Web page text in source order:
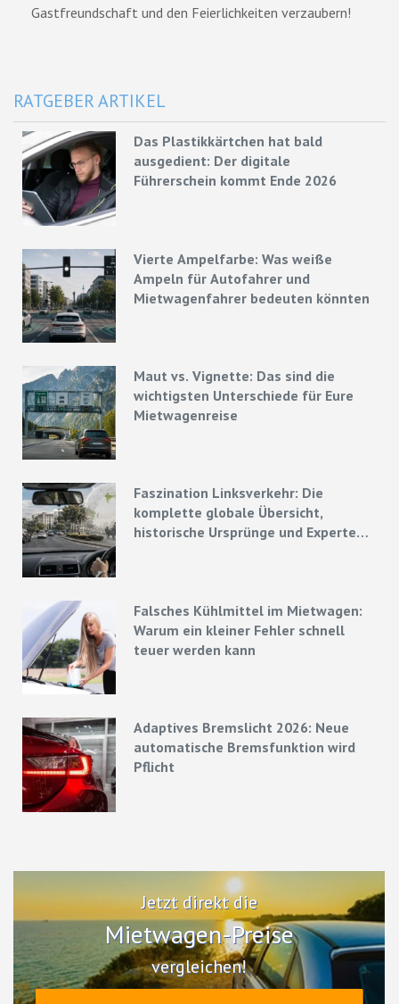
Gastfreundschaft und den Feierlichkeiten verzaubern!
RATGEBER ARTIKEL
Das Plastikkärtchen hat bald
ausgedient: Der digitale
Führerschein kommt Ende 2026
Vierte Ampelfarbe: Was weiße
Ampeln für Autofahrer und
Mietwagenfahrer bedeuten könnten
Maut vs. Vignette: Das sind die
wichtigsten Unterschiede für Eure
Mietwagenreise
Faszination Linksverkehr: Die
komplette globale Übersicht,
historische Ursprünge und Experten-
Falsches Kühlmittel im Mietwagen:
Warum ein kleiner Fehler schnell
teuer werden kann
Adaptives Bremslicht 2026: Neue
automatische Bremsfunktion wird
Pflicht
Jetzt direkt die
Mietwagen-Preise
vergleichen!